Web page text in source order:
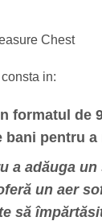
Chest
in:
formatul de
pentru a
a adăuga
un aer
să